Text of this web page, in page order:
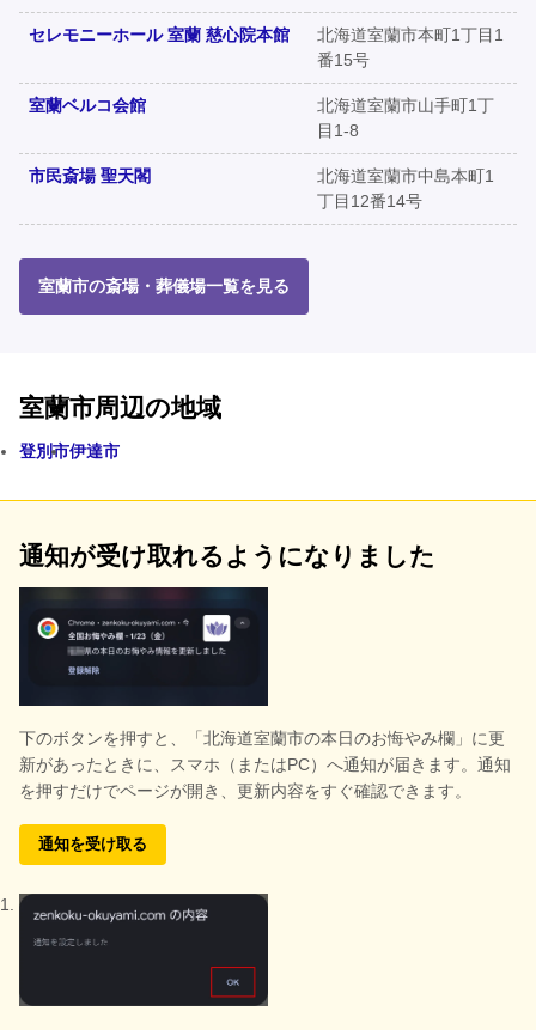
セレモニーホール 室蘭 慈心院本館
北海道室蘭市本町1丁目1
番15号
室蘭ベルコ会館
北海道室蘭市山手町1丁
目1-8
市民斎場 聖天閣
北海道室蘭市中島本町1
丁目12番14号
室蘭市の斎場・葬儀場一覧を見る
室蘭市周辺の地域
登別市伊達市
通知が受け取れるようになりました
下のボタンを押すと、
「北海道室蘭市の本日のお悔やみ欄」に更
新があったときに、スマホ（またはPC）へ通知が届きます。通知
を押すだけでページが開き、更新内容をすぐ確認できます。
通知を受け取る